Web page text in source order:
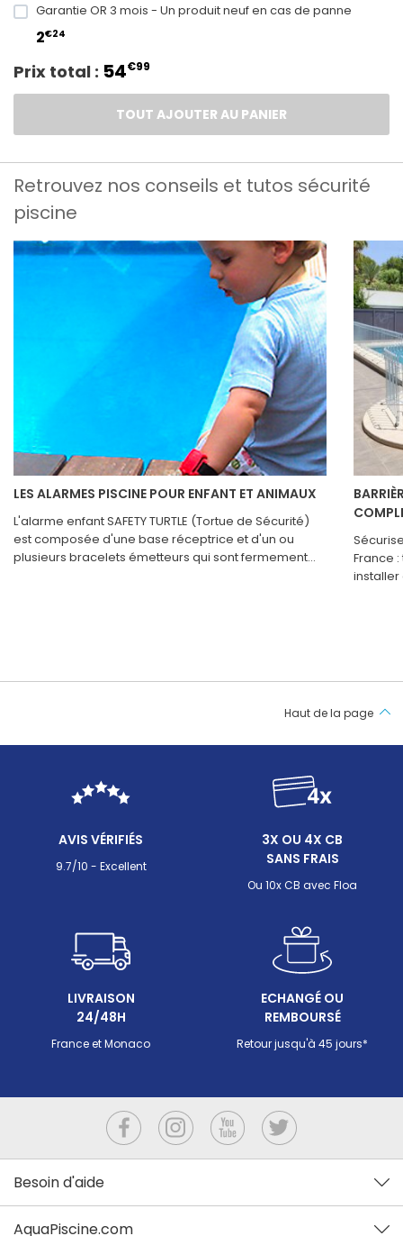
Garantie OR 3 mois - Un produit neuf en cas de panne
2€24
Prix total : 54€99
TOUT AJOUTER AU PANIER
Retrouvez nos conseils et tutos sécurité
piscine
LES ALARMES PISCINE POUR ENFANT ET ANIMAUX
L'alarme enfant SAFETY TURTLE (Tortue de Sécurité)
est composée d'une base réceptrice et d'un ou
plusieurs bracelets émetteurs qui sont fermement
France
les
avec
Haut de la page
AVIS VÉRIFIÉS
9.7/10 - Excellent
3X OU 4X CB
SANS FRAIS
Ou 10x CB avec Floa
LIVRAISON
24/48H
France et Monaco
ECHANGÉ OU
REMBOURSÉ
Retour jusqu'à 45 jours*
Besoin d'aide
AquaPiscine.com